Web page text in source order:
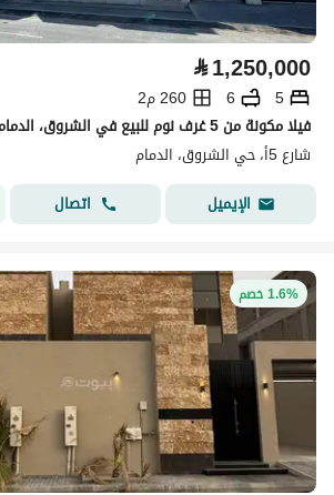
⃁1,250,000
5
6
260 م2
فيلا مكونة من 5 غرف نوم للبيع في الشروق، الدمام
شارع 5أ، حي الشروق، الدمام
الإيميل
اتصال
1.6% خصم